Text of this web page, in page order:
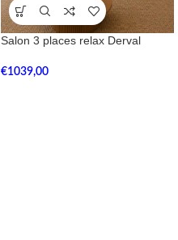
Salon 3 places relax Derval
€1039,00